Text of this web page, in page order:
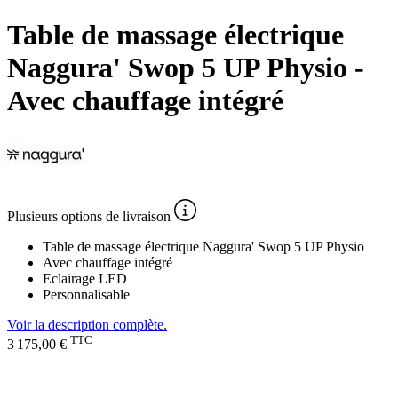
Table de massage électrique
Naggura' Swop 5 UP Physio -
Avec chauffage intégré
Plusieurs options de livraison
Table de massage électrique Naggura' Swop 5 UP Physio
Avec chauffage intégré
Eclairage LED
Personnalisable
Voir la description complète.
3 175,00 € TTC